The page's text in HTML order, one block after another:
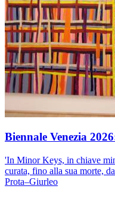
Biennale Venezia
'In Minor Keys, in chiave
curata, fino alla sua morte,
Prota–Giurleo